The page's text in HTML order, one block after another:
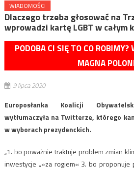
WIADOMOŚCI
Dlaczego trzeba głosować na
wprowadzi kartę LGBT w całym
PODOBA CI SIĘ TO CO ROBIMY?
MAGNA
9 lipca 2020
Europosłanka Koalicji
wytłumaczyła na Twitterze, którego
w wyborach prezydenckich.
„1. bo poważnie traktuje problem zmian
inwestycje „»za rogiem« 3. bo